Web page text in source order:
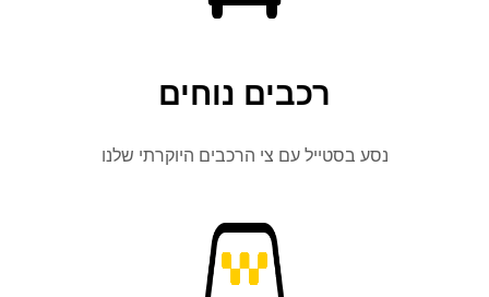
רכבים נוחים
נסע בסטייל עם צי הרכבים היוקרתי שלנו